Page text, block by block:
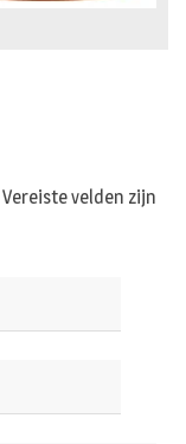
Vereiste velden zijn